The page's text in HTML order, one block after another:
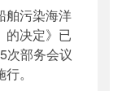
;应急处置
污染海洋
的决定》已
次部务会议
。